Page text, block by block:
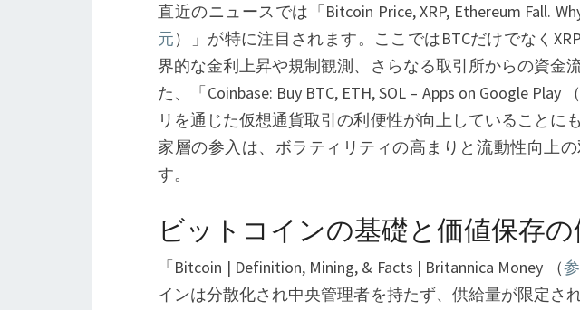
と
仮
想
通
貨
市
の
視
点
か
直近のニュースでは「Bitcoin Price, XRP, Ethereum Fall.
元）」が特に注目されます。ここではBTCだけでなく
界的な金利上昇や規制観測、さらなる取引所からの資金
た、「Coinbase: Buy BTC, ETH, SOL – Apps on Google Play
リを通じた仮想通貨取引の利便性が向上していることに
家層の参入は、ボラティリティの高まりと流動性向上
す。
ビットコインの基礎と価値保存の
「Bitcoin | Definition, Mining, & Facts | Britannica Money （
インは分散化され中央管理者を持たず、供給量が限定さ